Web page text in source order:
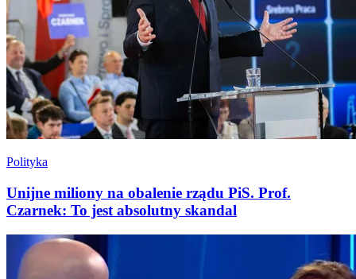
Polityka
Unijne miliony na obalenie rządu PiS. Prof.
Czarnek: To jest absolutny skandal